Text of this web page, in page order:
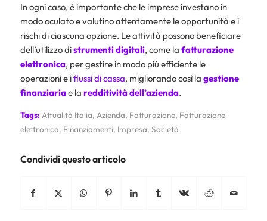
In ogni caso, è importante che le imprese investano in
modo oculato e valutino attentamente le opportunità e i
rischi di ciascuna opzione. Le attività possono beneficiare
dell’utilizzo distrumenti digitali, come la fatturazione
elettronica, per gestire in modo più efficiente le
operazioni e iflussi di cassa, migliorando così la gestione
finanziariae la redditivitàdell’azienda.
Tags: Attualità Italia, Azienda, Fatturazione, Fatturazione
elettronica, Finanziamenti, Impresa, Società
Condividi questo articolo